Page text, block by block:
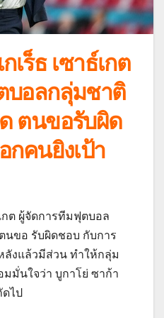
เร็ธ เซาธ์เกต
บอลกลุ่มชาติ
ตนขอรับผิด
กคนยิงเป้า
กต ผู้จัดการทีมฟุตบอล
นขอ รับผิดชอบ กับการ
ลังแล้วมีส่วน ทำให้กลุ่ม
มั่นใจว่า บูกาโย่ ซาก้า
ไป